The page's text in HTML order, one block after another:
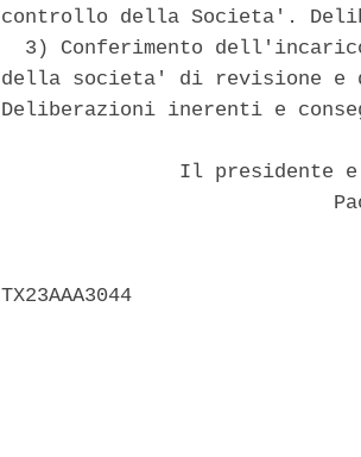
controllo della Societa'.
3) Conferimento
della societa' di revisione e
Deliberazioni inerenti e
Il presidente